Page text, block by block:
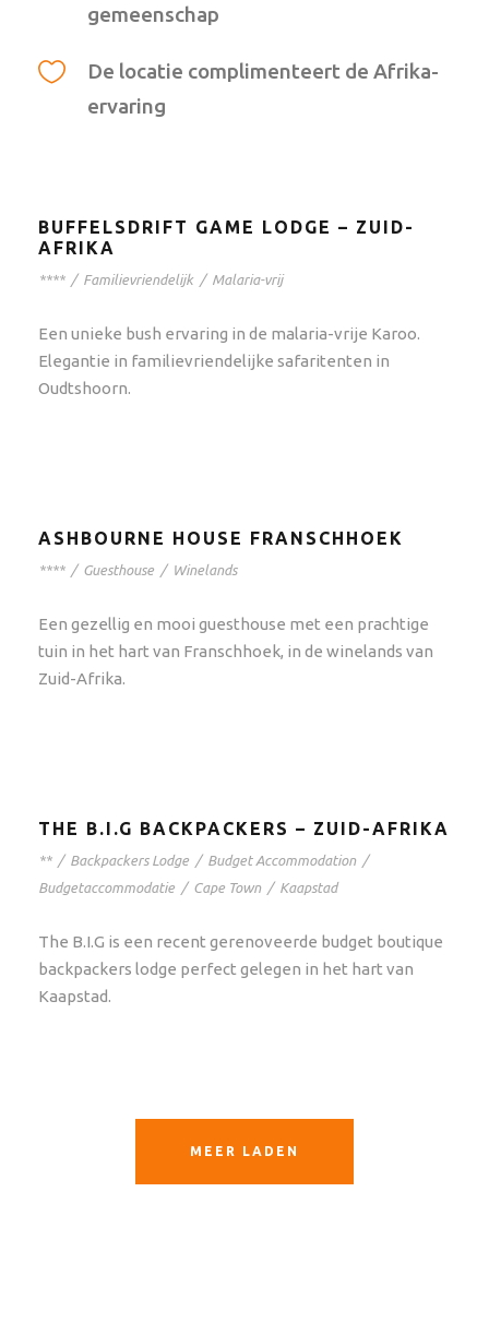
gemeenschap
De locatie complimenteert de Afrika-
ervaring
BUFFELSDRIFT GAME LODGE – ZUID-
AFRIKA
**** / Familievriendelijk / Malaria-vrij
Een unieke bush ervaring in de malaria-vrije Karoo.
Elegantie in familievriendelijke safaritenten in
Oudtshoorn.
ASHBOURNE HOUSE FRANSCHHOEK
**** / Guesthouse / Winelands
Een gezellig en mooi guesthouse met een prachtige
tuin in het hart van Franschhoek, in de winelands van
Zuid-Afrika.
THE B.I.G BACKPACKERS – ZUID-AFRIKA
** / Backpackers Lodge / Budget Accommodation /
Budgetaccommodatie / Cape Town / Kaapstad
The B.I.G is een recent gerenoveerde budget boutique
backpackers lodge perfect gelegen in het hart van
Kaapstad.
MEER LADEN